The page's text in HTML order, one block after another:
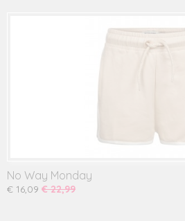
No Way Monday
€ 16,09 € 22,99